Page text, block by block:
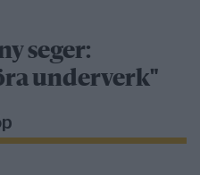
seger:
underverk"